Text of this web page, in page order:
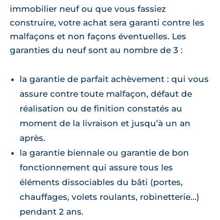
immobilier neuf ou que vous fassiez
construire, votre achat sera garanti contre les
malfaçons et non façons éventuelles. Les
garanties du neuf sont au nombre de 3 :
la garantie de parfait achèvement : qui vous
assure contre toute malfaçon, défaut de
réalisation ou de finition constatés au
moment de la livraison et jusqu’à un an
après.
la garantie biennale ou garantie de bon
fonctionnement qui assure tous les
éléments dissociables du bâti (portes,
chauffages, volets roulants, robinetterie...)
pendant 2 ans.